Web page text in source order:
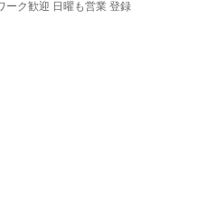
ーク歓迎 日曜も営業 登録